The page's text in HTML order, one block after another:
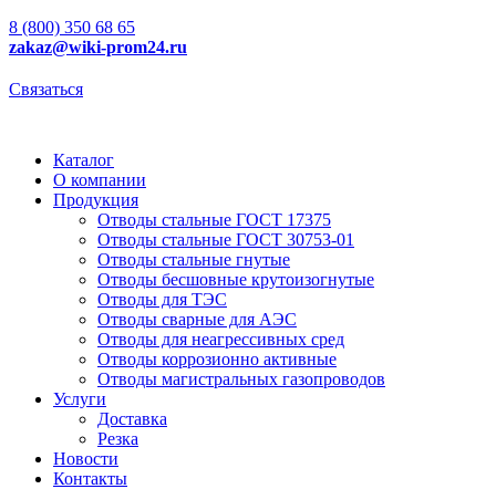
8 (800) 350 68 65
zakaz@wiki-prom24.ru
Связаться
Каталог
О компании
Продукция
Отводы стальные ГОСТ 17375
Отводы стальные ГОСТ 30753-01
Отводы стальные гнутые
Отводы бесшовные крутоизогнутые
Отводы для ТЭС
Отводы сварные для АЭС
Отводы для неагрессивных сред
Отводы коррозионно активные
Отводы магистральных газопроводов
Услуги
Доставка
Резка
Новости
Контакты